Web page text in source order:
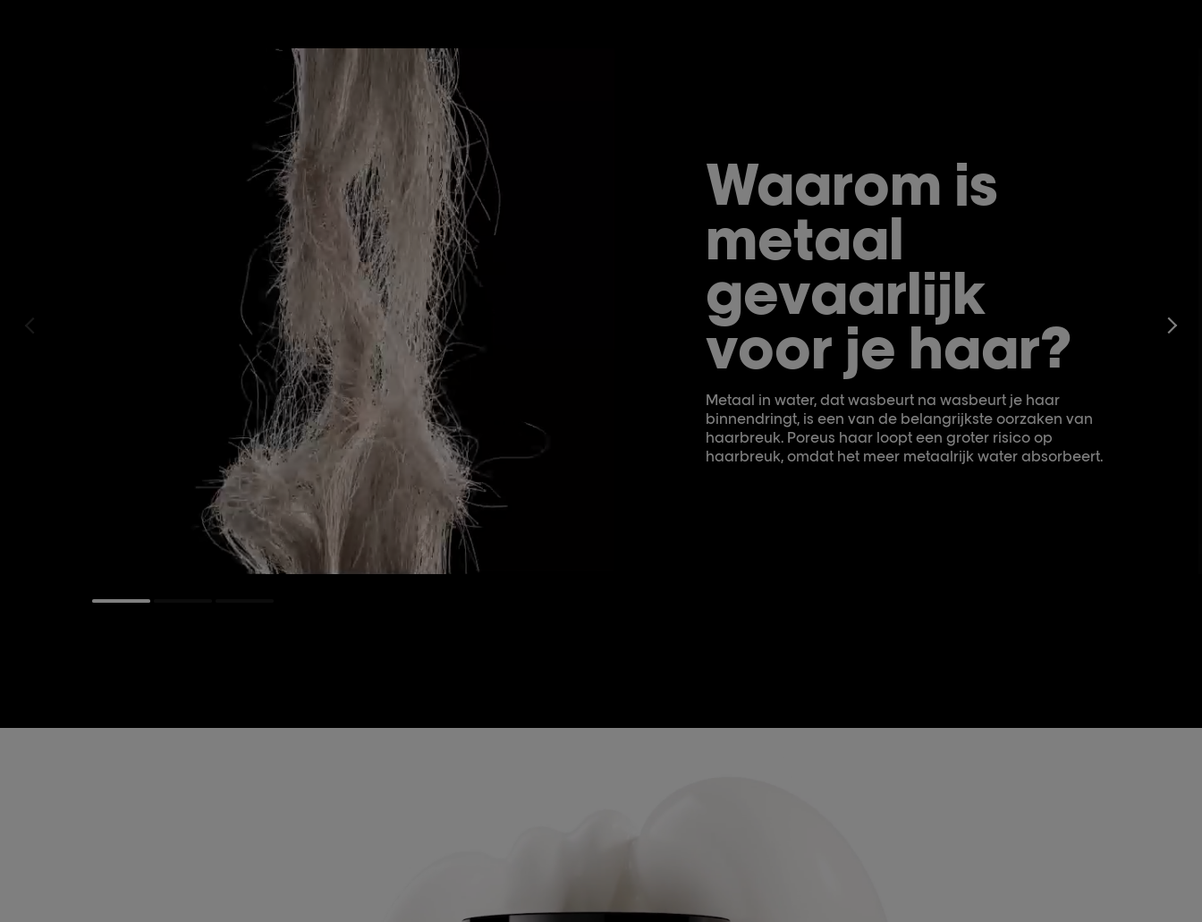
Waarom is
metaal
gevaarlijk
voor je haar?
Metaal in water, dat wasbeurt na wasbeurt je haar
binnendringt, is een van de belangrijkste oorzaken van
haarbreuk. Poreus haar loopt een groter risico op
haarbreuk, omdat het meer metaalrijk water absorbeert.